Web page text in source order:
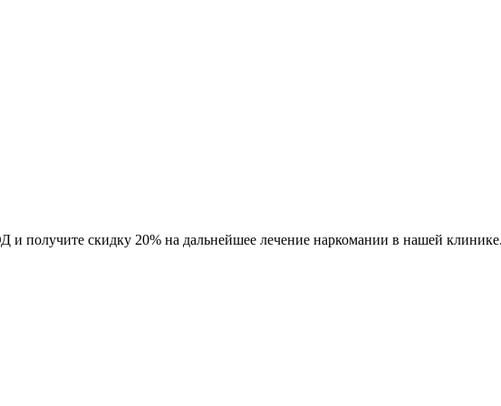
получите скидку 20% на дальнейшее лечение наркомании в нашей